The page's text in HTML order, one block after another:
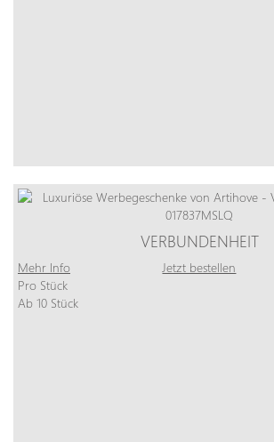
VERBUNDENHEIT
Mehr Info Jetzt bestellen
Pro Stück
Ab 10 Stück